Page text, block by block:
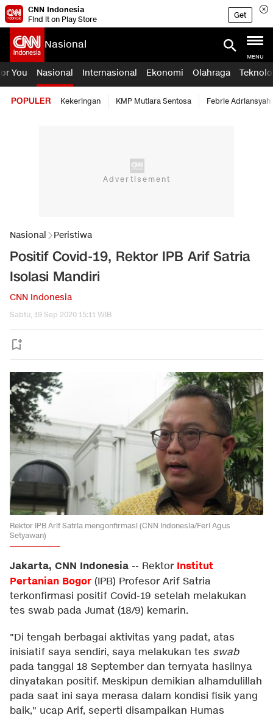
CNN Indonesia
Find it on Play Store
Get
Nasional
MENU
You Nasional Internasional Ekonomi Olahraga
POPULER Kekeringan KMP Mutiara Sentosa Febrie Adriansyah
Nasional Peristiwa
Positif Covid-19, Rektor IPB Arif Satria
Isolasi Mandiri
CNN Indonesia
Sabtu, 19 Sep 2020 15:11 WIB
Rektor IPB Arif Satria mengonfirmasi (CNN Indonesia/Feri Agus
Setyawan)
Jakarta, CNN Indonesia -- Rektor Institut
Pertanian Bogor (IPB) Profesor Arif Satria
terkonfirmasi positif Covid-19 setelah melakukan
tes swab pada Jumat (18/9) kemarin.
"Di tengah berbagai aktivitas yang padat, atas
inisiatif saya sendiri, saya melakukan tes swab
pada tanggal 18 September dan ternyata hasilnya
dinyatakan positif. Meskipun demikian alhamdulillah
pada saat ini saya merasa dalam kondisi fisik yang
baik," ucap Arif, seperti disampaikan Humas